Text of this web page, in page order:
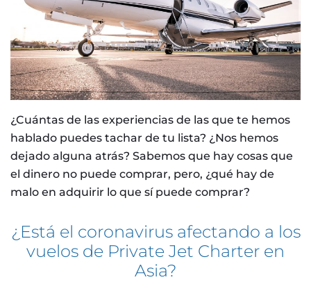
¿Cuántas de las experiencias de las que te hemos
hablado puedes tachar de tu lista? ¿Nos hemos
dejado alguna atrás? Sabemos que hay cosas que
el dinero no puede comprar, pero, ¿qué hay de
malo en adquirir lo que sí puede comprar?
¿Está el coronavirus afectando a los
vuelos de Private Jet Charter en
Asia?